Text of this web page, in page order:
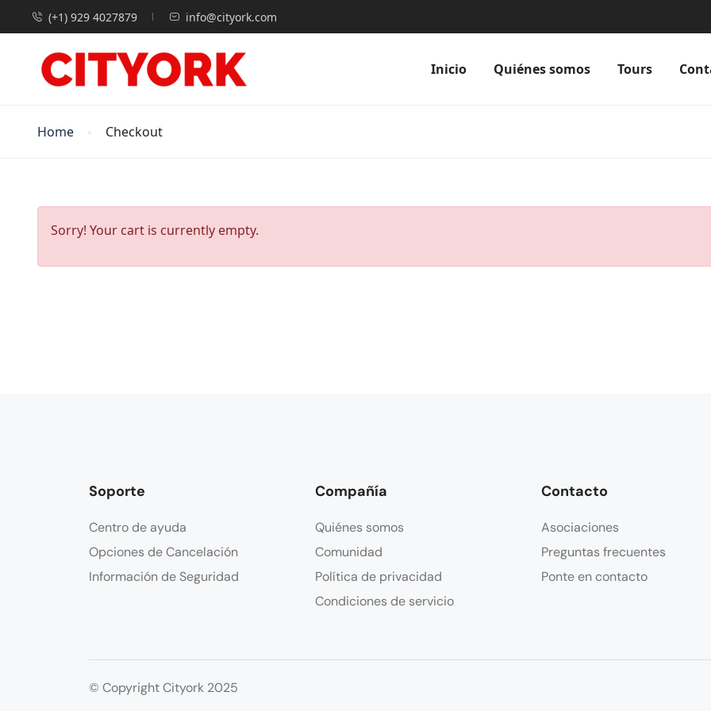
(+1) 929 4027879 info@cityork.com
Inicio Quiénes somos Tours
Home Checkout
Sorry! Your cart is currently empty.
Soporte
Centro de ayuda
Opciones de Cancelación
Información de Seguridad
Compañía
Quiénes somos
Comunidad
Política de privacidad
Condiciones de servicio
Contacto
Asociaciones
Preguntas frecuentes
Ponte en contacto
© Copyright Cityork 2025